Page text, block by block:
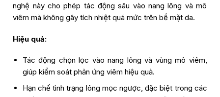
nghệ này cho phép tác động sâu vào nang lông và mô
viêm mà không gây tích nhiệt quá mức trên bề mặt da.
Hiệu quả:
Tác động chọn lọc vào nang lông và vùng mô viêm,
giúp kiểm soát phản ứng viêm hiệu quả.
Hạn chế tình trạng lông mọc ngược, đặc biệt trong các